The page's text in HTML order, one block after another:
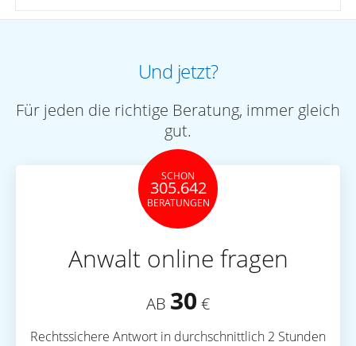
Und jetzt?
Für jeden die richtige Beratung, immer gleich
gut.
SCHON
305.642
BERATUNGEN
Anwalt online fragen
AB 30 €
Rechtssichere Antwort in durchschnittlich 2 Stunden